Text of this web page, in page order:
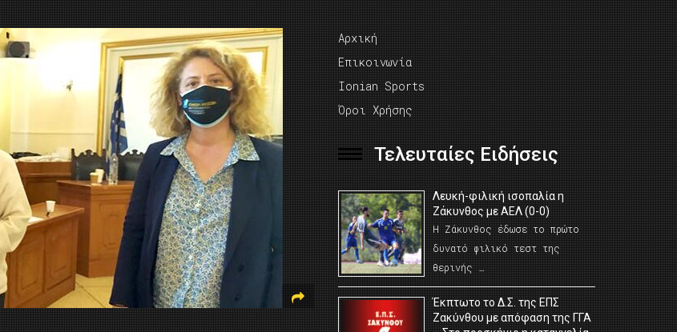
Αρχική
Επικοινωνία
Ionian Sports
Όροι Χρήσης
Τελευταίες Ειδήσεις
Λευκή-φιλική ισοπαλία η
Ζάκυνθος με ΑΕΛ (0-0)
Η Ζάκυνθος έδωσε το πρώτο
δυνατό φιλικό τεστ της
θερινής …
Έκπτωτο το Δ.Σ. της ΕΠΣ
Ζακύνθου με απόφαση της ΓΓΑ